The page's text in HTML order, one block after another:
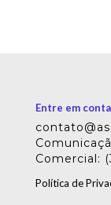
Entre em
Comercial:
Política de